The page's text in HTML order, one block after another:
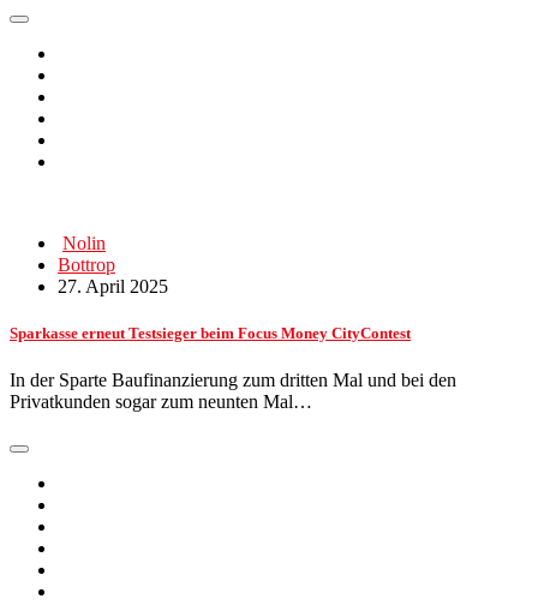
Nolin
Bottrop
27. April 2025
Sparkasse erneut Testsieger beim Focus Money CityContest
In der Sparte Baufinanzierung zum dritten Mal und bei den
Privatkunden sogar zum neunten Mal…